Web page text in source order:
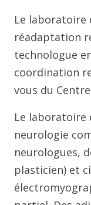
Le laboratoire
réadaptation
technologue
coordination
vous du
Le laboratoire
neurologie
neurologues,
plasticien) et